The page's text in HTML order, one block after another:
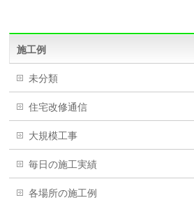
施工例
未分類
住宅改修通信
大規模工事
毎日の施工実績
各場所の施工例